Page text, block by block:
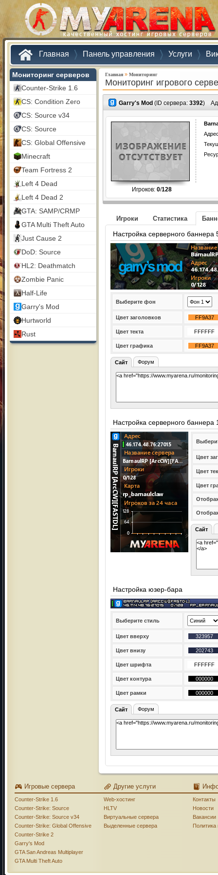
Главная Панель управления Услуги
Мониторинг серверов
Counter-Strike 1.6
CS: Condition Zero
CS: Source v34
CS: Source
CS: Global Offensive
Minecraft
Team Fortress 2
Left 4 Dead
Left 4 Dead 2
GTA: SAMP/CRMP
GTA Multi Theft Auto
Just Cause 2
DoD: Source
HL2: Deathmatch
Zombie Panic
Half-Life
Garry's Mod
Hurtworld
Rust
Главная » Мониторинг
Мониторинг игрового
Garry's Mod (ID сервера: 3392)
Игроков: 0/128
Игроки Статистика
Настройка серверного баннера
Выберите фон
Цвет заголовков
Цвет текта
Цвет графика
Сайт Форум
Настройка серверного баннера
Цвет
Цвет
Цвет
Сайт
Настройка юзер-бара
Выберите стиль
Цвет вверху
Цвет внизу
Цвет шрифта
Цвет контура
Цвет рамки
Сайт Форум
Игровые сервера
Counter-Strike 1.6
Counter-Strike: Source
Counter-Strike: Source v34
Counter-Strike: Global Offensive
Counter-Strike 2
Garry's Mod
GTA San Andreas Multiplayer
GTA Multi Theft Auto
Другие услуги
Web-хостинг
HLTV
Виртуальные сервера
Выделенные сервера
Контакты
Новости
Вакансии
Политика